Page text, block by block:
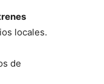
locales.
de